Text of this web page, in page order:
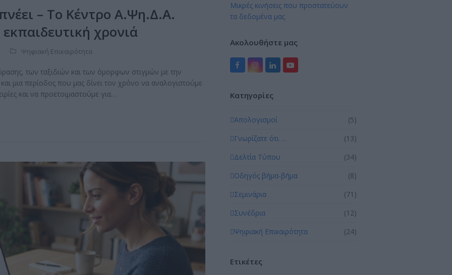
– Το Κέντρο Α.Ψη.Δ.Α.
χρονιά
Ψηφιακή Επικαιρότητα
των ταξιδιών και των όμορφων στιγμών με την
μια περίοδος που μας δίνει τον χρόνο να αναλογιστούμε
και να προετοιμαστούμε για…
Μικρές κινήσεις που προστατεύουν
τα δεδομένα μας
Ακολουθήστε μας
FacebookInstagram
LinkedInYouTube
Kατηγορίες
Απολογισμοί
(5)
Γνωρίζατε ότι …
(13)
Δελτία Τύπου
(34)
Οδηγός βήμα-βήμα
(8)
Σεμινάρια
(71)
Συνέδρια
(12)
Ψηφιακή Επικαιρότητα
(24)
Ετικέτες